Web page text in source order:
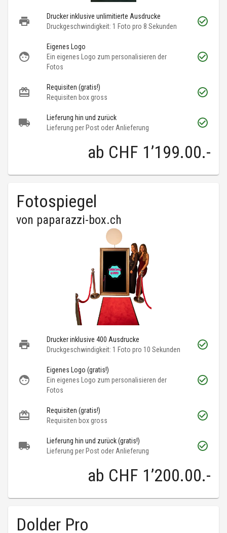
Drucker inklusive unlimitierte Ausdrucke
Druckgeschwindigkeit: 1 Foto pro 8 Sekunden
Eigenes Logo
Ein eigenes Logo zum personalisieren der
Fotos
Requisiten (gratis!)
Requisiten box gross
Lieferung hin und zurück
Lieferung per Post oder Anlieferung
ab CHF 1’199.00.-
Fotospiegel
von paparazzi-box.ch
Drucker inklusive 400 Ausdrucke
Druckgeschwindigkeit: 1 Foto pro 10 Sekunden
Eigenes Logo (gratis!)
Ein eigenes Logo zum personalisieren der
Fotos
Requisiten (gratis!)
Requisiten box gross
Lieferung hin und zurück (gratis!)
Lieferung per Post oder Anlieferung
ab CHF 1’200.00.-
Dolder Pro